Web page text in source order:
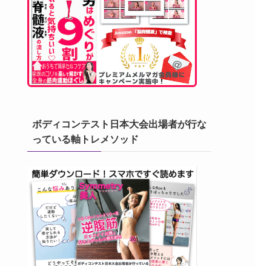
ボディコンテスト日本大会出場者が行な
っている軸トレメソッド